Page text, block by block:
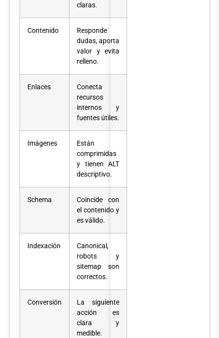
claras.
Contenido
Responde
dudas, aporta
valor y evita
relleno.
Enlaces
Conecta
recursos
internos y
fuentes útiles.
Imágenes
Están
comprimidas
y tienen ALT
descriptivo.
Schema
Coincide con
el contenido y
es válido.
Indexación
Canonical,
robots y
sitemap son
correctos.
Conversión
La siguiente
acción es
clara y
medible.